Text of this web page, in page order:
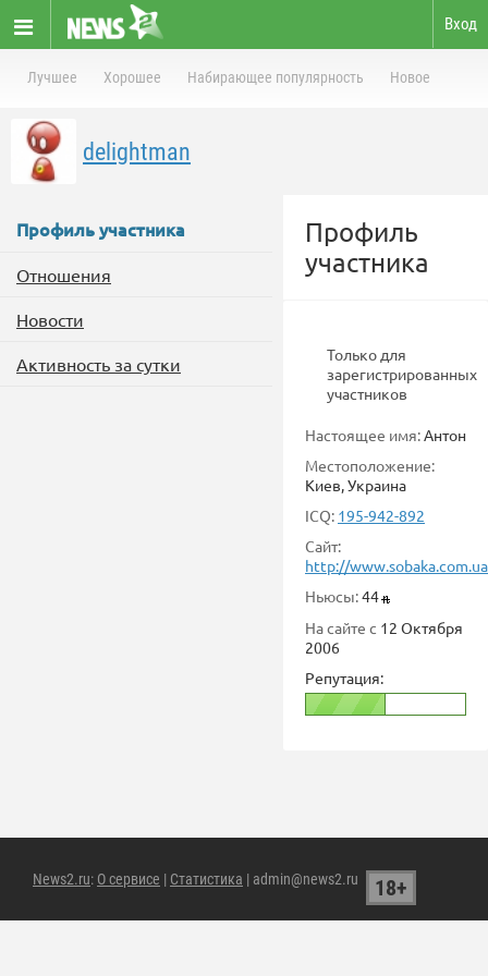
Вход
Лучшее Хорошее Набирающее популярность Новое
delightman
Профиль участника
Отношения
Новости
Активность за сутки
Профиль
участника
Только для
зарегистрированных
участников
Настоящее имя:Антон
Местоположение:
Киев, Украина
ICQ: 195-942-892
Сайт:
http://www.sobaka.com.ua
Ньюсы:44
На сайте с 12 Октября
2006
Репутация:
News2.ru: О сервисе | Статистика | admin@news2.ru 18+